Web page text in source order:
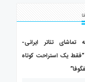
تئاتر ایرانی-
“فقط یک استراحت کوتاه